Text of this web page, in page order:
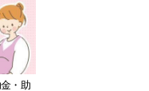
・助